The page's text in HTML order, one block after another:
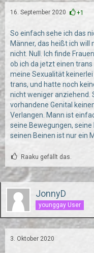
16. September 2020 +1
So einfach sehe ich das
Männer, das heißt ich
nicht. Null. Ich finde
ob ich da jetzt einen
meine Sexualität
trans, und hatte noch
nicht weniger anziehend.
vorhandene Genital
Verlangen. Mann ist
seine Bewegungen,
seinen Beinen ist nur ein
Raaku gefällt das.
JonnyD
younggay User
3. Oktober 2020